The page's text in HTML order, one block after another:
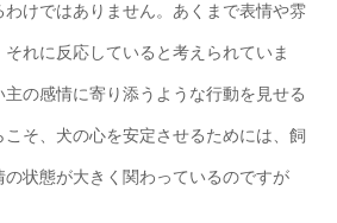
けではありません。あくまで表情や雰
れに反応していると考えられていま
の感情に寄り添うような行動を見せる
そ、犬の心を安定させるためには、飼
状態が大きく関わっているのですが